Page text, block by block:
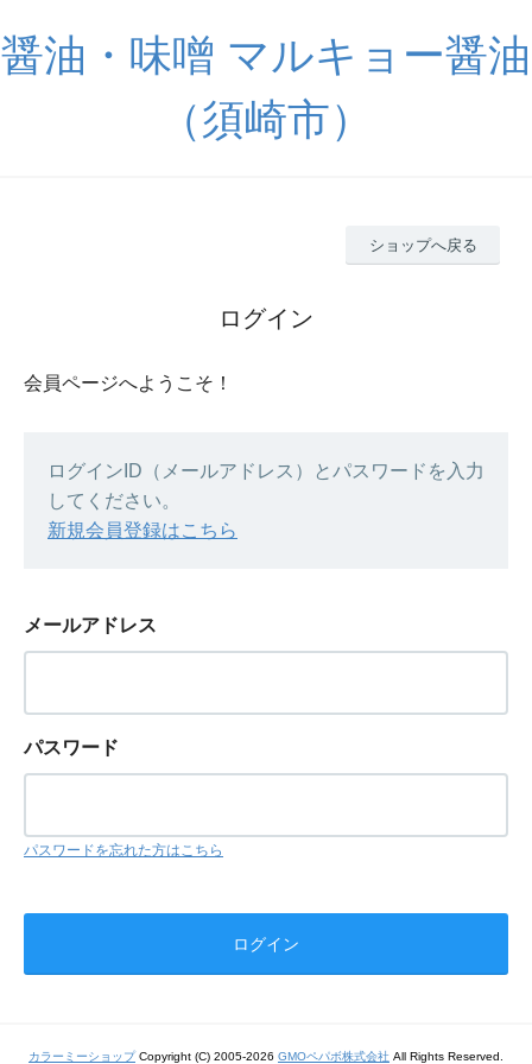
醤油・味噌 マルキョー醤油
（須崎市）
ショップへ戻る
ログイン
会員ページへようこそ！
ログインID（メールアドレス）とパスワードを入力
してください。
新規会員登録はこちら
メールアドレス
パスワード
パスワードを忘れた方はこちら
カラーミーショップCopyright (C) 2005-2026 GMOペパボ株式会社 All Rights Reserved.